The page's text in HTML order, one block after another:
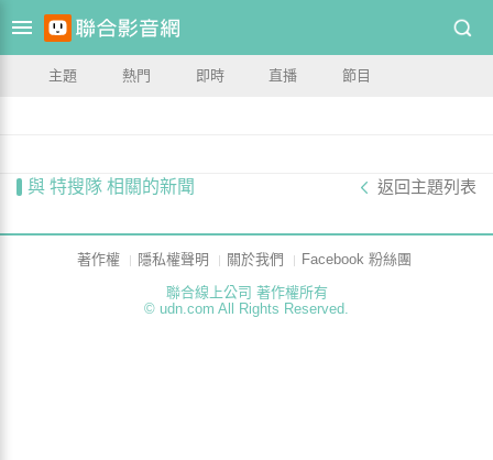
主題 熱門 即時 直播 節目
與 特搜隊 相關的新聞 返回主題列表
著作權 隱私權聲明 關於我們
Facebook 粉絲團
聯合線上公司 著作權所有
© udn.com All Rights Reserved.